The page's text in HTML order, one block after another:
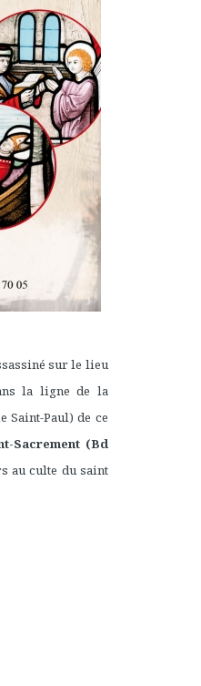
sur le lieu
la ligne de la
Saint-Paul) de ce
Sacrement (Bd
au culte du saint